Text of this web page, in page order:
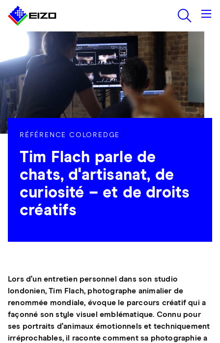
RÉFÉRENCE COLOREDGE
Tim Flach parle de
chats, d'artisanat, de
curiosité – et de droits
créatifs
Lors d'un entretien personnel dans son studio
londonien, Tim Flach, photographe animalier de
renommée mondiale, évoque le parcours créatif qui a
façonné son style visuel emblématique. Connu pour
ses portraits d'animaux émotionnels et techniquement
irréprochables, il raconte comment sa photographie a